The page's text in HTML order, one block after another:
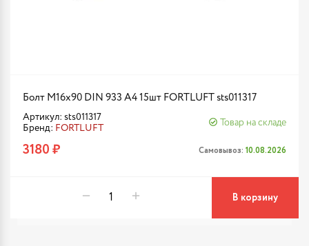
Болт М16х90 DIN 933 A4 15шт FORTLUFT sts011317
Артикул: sts011317
Бренд: FORTLUFT
Товар на складе
3180 ₽ Самовывоз: 10.08.2026
В корзину